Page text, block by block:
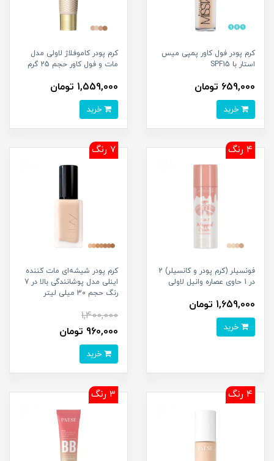
کرم پودر فول کاور پمپی میس
استار با SPF15
659,000 تومان
کرم پودر کاموفلاژ لاولی مدل
مات و فول کاور حجم 25 گرم
1,559,000 تومان
4 رنگ
فونسیلر (کرم پودر و کانسیلر) 2
در 1 حاوی عصاره وانیل لاولی
1,659,000 تومان
7 رنگ
کرم پودر شیشه‌ای مات کننده
اینلی مدل پوشانندگی بالا در 7
رنگ حجم 30 میلی لیتر
1,400,000
960,000 تومان
4 رنگ 3 رنگ